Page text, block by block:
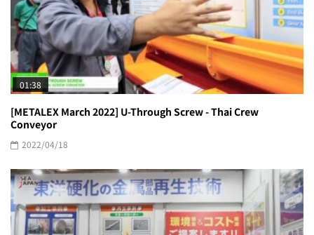
01:38
[METALEX March 2022] U-Through Screw - Thai Crew
Conveyor
2022/04/18